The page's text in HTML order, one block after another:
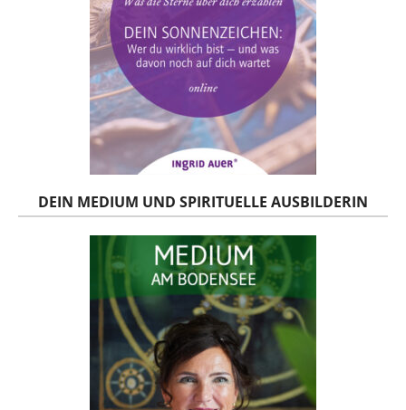
DEIN MEDIUM UND SPIRITUELLE AUSBILDERIN